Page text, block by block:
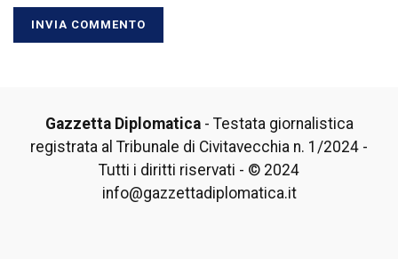
Gazzetta Diplomatica- Testata giornalistica
registrata al Tribunale di Civitavecchia n. 1/2024 -
Tutti i diritti riservati - © 2024
info@gazzettadiplomatica.it